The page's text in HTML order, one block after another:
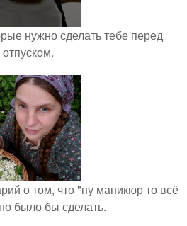
нужно сделать тебе перед
отпуском.
о том, что "ну маникюр то всё
было бы сделать.